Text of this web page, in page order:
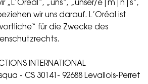
„L’Oréal“, „uns“, „unser/e|m|n|s“,
wir uns darauf. L’Oréal ist
für die Zwecke des
INTERNATIONAL
- CS 30141- 92688 Levallois-Perret